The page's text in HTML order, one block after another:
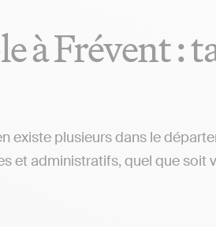
à Frévent :
existe plusieurs dans le
et administratifs, quel que soit